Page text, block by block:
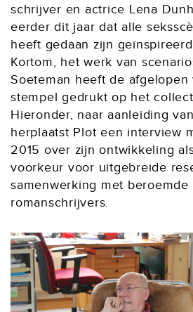
schrijver en actrice Lena
eerder dit jaar dat alle
heeft gedaan zijn
Kortom, het werk van
Soeteman heeft de afgelopen
stempel gedrukt op het
Hieronder, naar aanleiding
herplaatst Plot een interview
2015 over zijn ontwikkeling
voorkeur voor uitgebreide
samenwerking met beroemde
romanschrijvers.